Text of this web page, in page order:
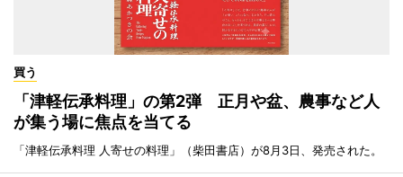
買う
「津軽伝承料理」の第2弾 正月や盆、農事など人
が集う場に焦点を当てる
「津軽伝承料理 人寄せの料理」（柴田書店）が8月3日、発売された。